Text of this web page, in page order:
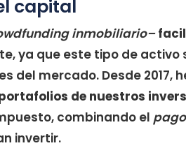
capital
inmobiliario–
ya que este tipo de activo
del mercado. Desde 2017,
de nuestros
combinando el
invertir.